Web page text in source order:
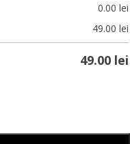
0.00 lei
49.00 lei
49.00 lei